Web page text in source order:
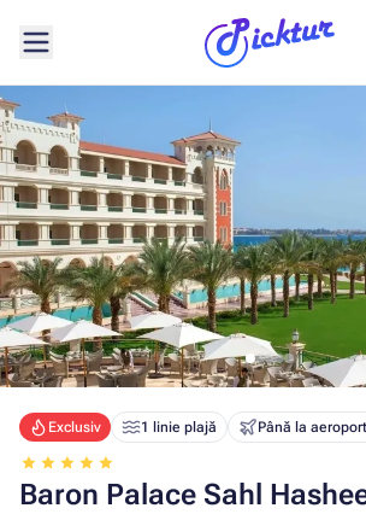
Exclusiv 1 linie plajă Până la
Baron Palace Sahl